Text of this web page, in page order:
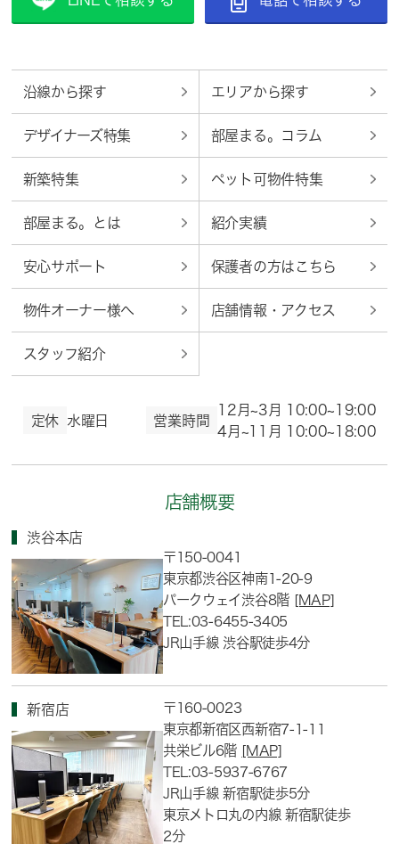
沿線から探す エリアから探す
デザイナーズ特集 部屋まる。コラム
新築特集 ペット可物件特集
部屋まる。とは 紹介実績
安心サポート 保護者の方はこちら
物件オーナー様へ 店舗情報・アクセス
スタッフ紹介
定休 水曜日 営業時間
12月~3月 10:00~19:00
4月~11月 10:00~18:00
店舗概要
渋谷本店
〒150-0041
東京都渋谷区神南1-20-9
パークウェイ渋谷8階 [MAP]
TEL:03-6455-3405
JR山手線 渋谷駅徒歩4分
新宿店
〒160-0023
東京都新宿区西新宿7-1-11
共栄ビル6階 [MAP]
TEL:03-5937-6767
JR山手線 新宿駅徒歩5分
東京メトロ丸の内線 新宿駅徒歩
2分